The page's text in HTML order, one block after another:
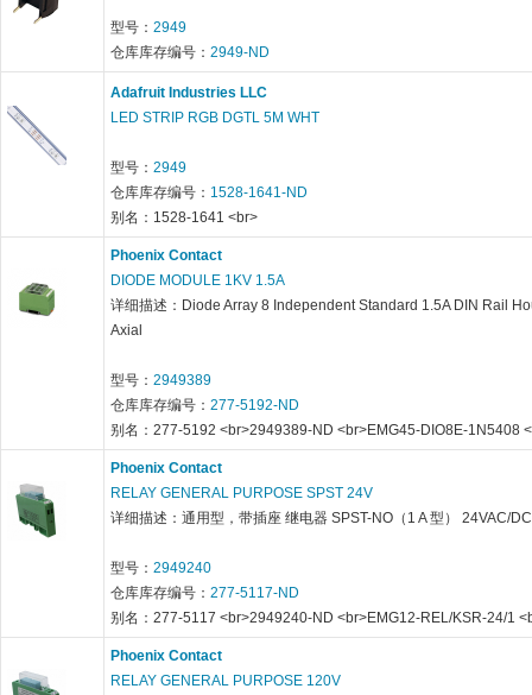
型号： 2949
仓库库存编号： 2949-ND
Adafruit Industries LLC
LED STRIP RGB DGTL 5M WHT
型号： 2949
仓库库存编号： 1528-1641-ND
别名：1528-1641 <br>
Phoenix Contact
DIODE MODULE 1KV 1.5A
详细描述：Diode Array 8 Independent Standard 1.5A DIN Rail
Axial
型号： 2949389
仓库库存编号： 277-5192-ND
别名：277-5192 <br>2949389-ND <br>EMG45-DIO8E-1N5408
Phoenix Contact
RELAY GENERAL PURPOSE SPST 24V
详细描述：通用型，带插座 继电器 SPST-NO（1 A 型） 24VAC/
型号： 2949240
仓库库存编号： 277-5117-ND
别名：277-5117 <br>2949240-ND <br>EMG12-REL/KSR-24/1
Phoenix Contact
RELAY GENERAL PURPOSE 120V